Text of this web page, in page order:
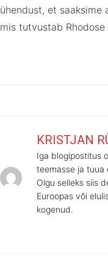
ühendust, et saaksime
mis tutvustab
KRISTJAN
Iga blogipostitus
teemasse ja tuua
Olgu selleks siis
Euroopas või
kogenud.